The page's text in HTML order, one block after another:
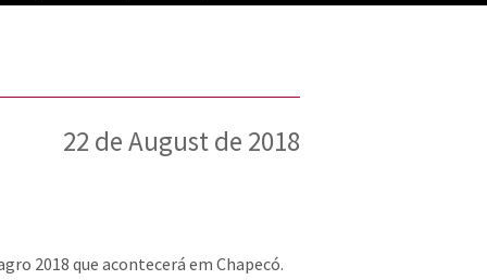
Noticias
22 de August de 2018
2018 que acontecerá em Chapecó.